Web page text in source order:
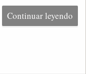
Continuar leyendo